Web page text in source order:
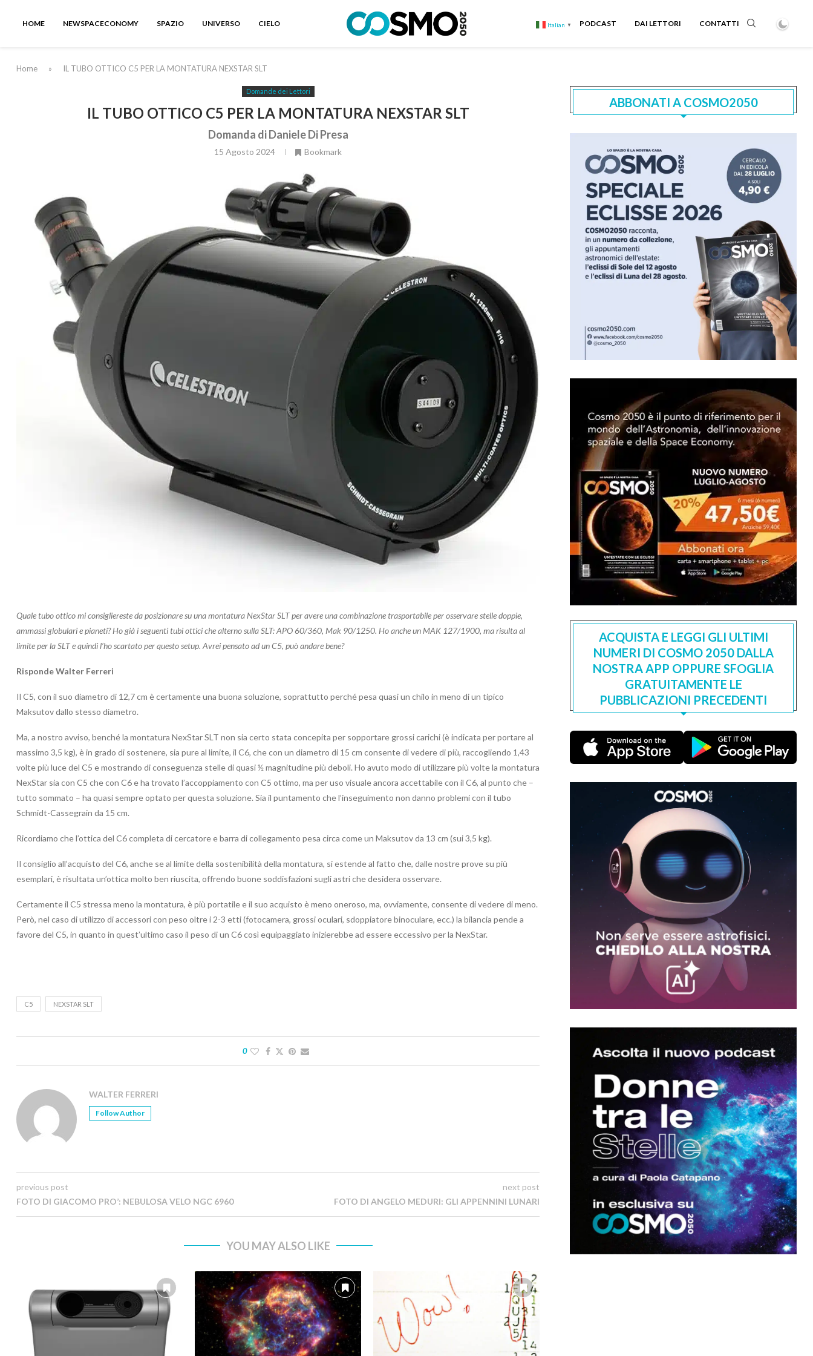
HOME NEWSPACECONOMY SPAZIO UNIVERSO CIELO Italian ▼ PODCAST DAI LETTORI CONTATTI
Home » IL TUBO OTTICO C5 PER LA MONTATURA NEXSTAR SLT
Domande dei Lettori
IL TUBO OTTICO C5 PER LA MONTATURA NEXSTAR SLT
Domanda di Daniele Di Presa
15 Agosto 2024 Bookmark
Quale tubo ottico mi consigliereste da posizionare su una montatura NexStar SLT per avere una combinazione trasportabile per osservare stelle doppie,
ammassi globulari e pianeti? Ho già i seguenti tubi ottici che alterno sulla SLT: APO 60/360, Mak 90/1250. Ho anche un MAK 127/1900, ma risulta al
limite per la SLT e quindi l’ho scartato per questo setup. Avrei pensato ad un C5, può andare bene?
Risponde Walter Ferreri
Il C5, con il suo diametro di 12,7 cm è certamente una buona soluzione, soprattutto perché pesa quasi un chilo in meno di un tipico
Maksutov dallo stesso diametro.
Ma, a nostro avviso, benché la montatura NexStar SLT non sia certo stata concepita per sopportare grossi carichi (è indicata per portare al
massimo 3,5 kg), è in grado di sostenere, sia pure al limite, il C6, che con un diametro di 15 cm consente di vedere di più, raccogliendo 1,43
volte più luce del C5 e mostrando di conseguenza stelle di quasi ½ magnitudine più deboli. Ho avuto modo di utilizzare più volte la montatura
NexStar sia con C5 che con C6 e ha trovato l’accoppiamento con C5 ottimo, ma per uso visuale ancora accettabile con il C6, al punto che –
tutto sommato – ha quasi sempre optato per questa soluzione. Sia il puntamento che l’inseguimento non danno problemi con il tubo
Schmidt-Cassegrain da 15 cm.
Ricordiamo che l’ottica del C6 completa di cercatore e barra di collegamento pesa circa come un Maksutov da 13 cm (sui 3,5 kg).
Il consiglio all’acquisto del C6, anche se al limite della sostenibilità della montatura, si estende al fatto che, dalle nostre prove su più
esemplari, è risultata un’ottica molto ben riuscita, offrendo buone soddisfazioni sugli astri che desidera osservare.
Certamente il C5 stressa meno la montatura, è più portatile e il suo acquisto è meno oneroso, ma, ovviamente, consente di vedere di meno.
Però, nel caso di utilizzo di accessori con peso oltre i 2-3 etti (fotocamera, grossi oculari, sdoppiatore binoculare, ecc.) la bilancia pende a
favore del C5, in quanto in quest’ultimo caso il peso di un C6 così equipaggiato inizierebbe ad essere eccessivo per la NexStar.
C5 NEXSTAR SLT
0
WALTER FERRERI
Follow Author
previous post
FOTO DI GIACOMO PRO’: NEBULOSA VELO NGC 6960
next post
FOTO DI ANGELO MEDURI: GLI APPENNINI LUNARI
YOU MAY ALSO LIKE
ABBONATI A COSMO2050
ACQUISTA E LEGGI GLI ULTIMI
NUMERI DI COSMO 2050 DALLA
NOSTRA APP OPPURE SFOGLIA
GRATUITAMENTE LE
PUBBLICAZIONI PRECEDENTI